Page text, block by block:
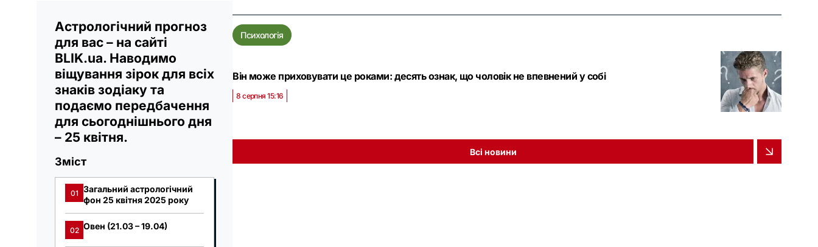
Астрологічний прогноз
для вас – на сайті
BLIK.ua. Наводимо
віщування зірок для всіх
знаків зодіаку та
подаємо передбачення
для сьогоднішнього дня
– 25 квітня.
Зміст
01 Загальний астрологічний
фон 25 квітня 2025 року
02 Овен (21.03 – 19.04)
Психологія
Він може приховувати це роками: десять ознак, що чоловік не впевнений у собі
8 серпня 15:16
Всі новини